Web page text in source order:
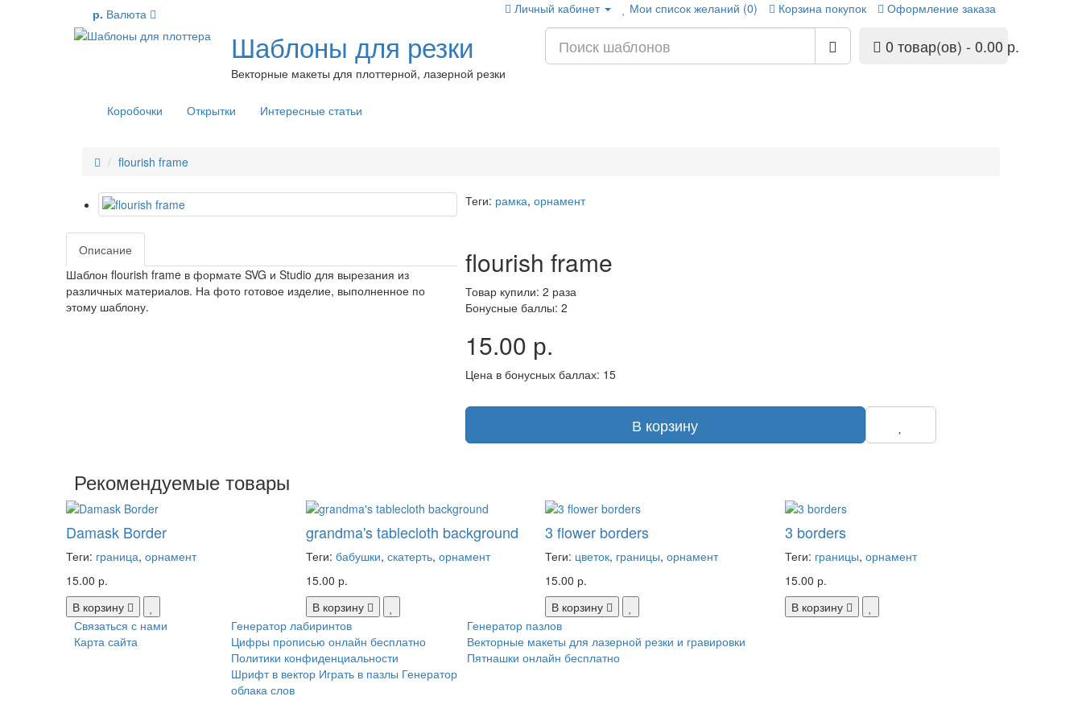
р. Валюта Личный кабинет Мои список желаний (0) Корзина покупок Оформление заказа
Шаблоны для резки
Векторные макеты для плоттерной, лазерной резки
0 товар(ов) - 0.00 р.
Коробочки Открытки Интересные статьи
flourish frame
Описание
Шаблон flourish frame в формате SVG и Studio для вырезания из
различных материалов. На фото готовое изделие, выполненное по
этому шаблону.
Теги: рамка, орнамент
flourish frame
Товар купили: 2 раза
Бонусные баллы: 2
15.00 р.
Цена в бонусных баллах: 15
В корзину
Рекомендуемые товары
Damask Border
Теги: граница, орнамент
15.00 р.
В корзину
grandma's tablecloth background
Теги: бабушки, скатерть, орнамент
15.00 р.
В корзину
3 flower borders
Теги: цветок, границы, орнамент
15.00 р.
В корзину
3 borders
Теги: границы, орнамент
15.00 р.
В корзину
Связаться с нами
Карта сайта
Генератор лабиринтов
Цифры прописью онлайн бесплатно
Политики конфиденциальности
Шрифт в вектор Играть в пазлы Генератор
облака слов
Генератор пазлов
Векторные макеты для лазерной резки и гравировки
Пятнашки онлайн бесплатно